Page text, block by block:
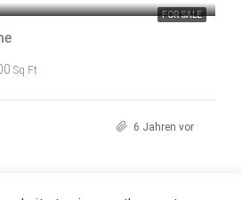
FOR SALE
Sq Ft
6 Jahren vor